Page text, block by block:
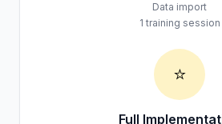
Data import
1 training session
⭐
Full